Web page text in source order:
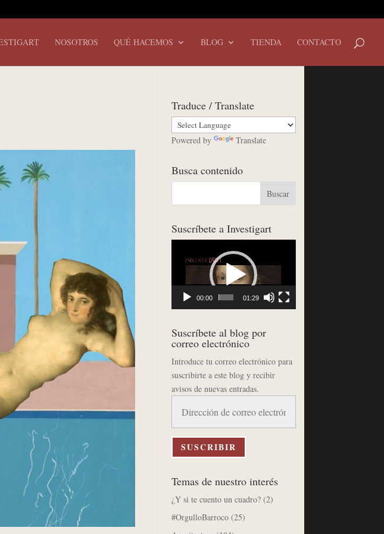
NOSOTROS QUÉ HACEMOS BLOG TIENDA CONTACTO
Traduce / Translate
Powered by Translate
Busca contenido
Suscríbete a Investigart
00:00 01:29
Suscríbete al blog por
correo electrónico
Introduce tu correo electrónico para
suscribirte a este blog y recibir
avisos de nuevas entradas.
correo
electrónico
SUSCRIBIR
Temas de nuestro interés
¿Y si te cuento un cuadro? (2)
#OrgulloBarroco (25)